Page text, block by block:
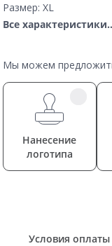
Размер: XL
Все
Мы можем предложить
Нанесение
логотипа
Условия оплаты